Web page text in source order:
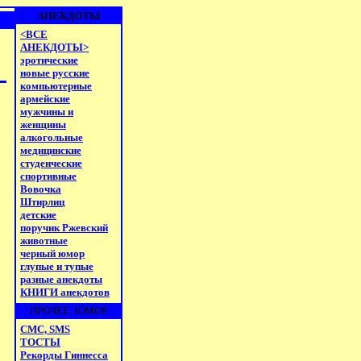
АНЕКДОТЫ
<ВСЕ
АНЕКДОТЫ>
эротические
новые русские
компьютерные
армейские
мужчины и
женщины
алкогольные
медицинские
студенческие
спортивные
Вовочка
Штирлиц
детские
поручик Ржевский
животные
черный юмор
глупые и тупые
разные анекдоты
КНИГИ анекдотов
ПРОЧЕЕ, ЮМОР
СМС, SMS
ТОСТЫ
Рекорды Гиннесса